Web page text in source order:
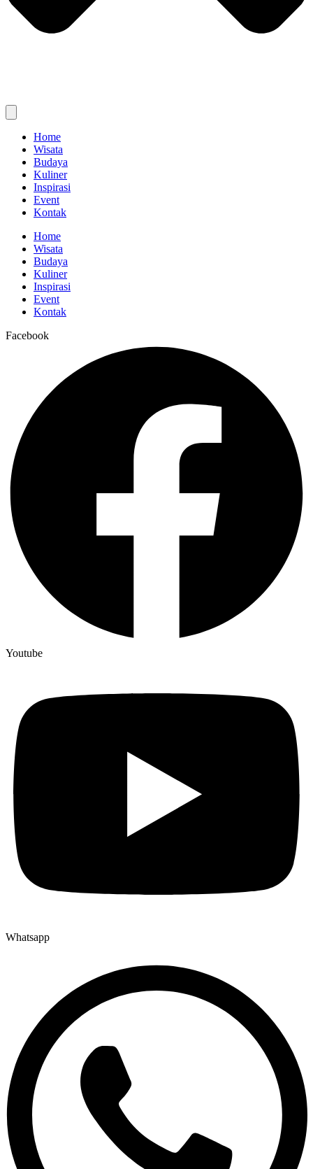
Home
Wisata
Budaya
Kuliner
Inspirasi
Event
Kontak
Home
Wisata
Budaya
Kuliner
Inspirasi
Event
Kontak
Facebook
Youtube
Whatsapp